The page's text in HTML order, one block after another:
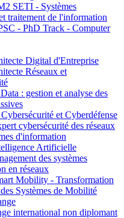
SETI - Systèmes
traitement de l'information
- PhD Track - Computer
Digital d'Entreprise
Réseaux et
: gestion et analyse des
et Cyberdéfense
cybersécurité des réseaux
d'information
Artificielle
des systèmes
en réseaux
Mobility - Transformation
Systèmes de Mobilité
international non diplomant